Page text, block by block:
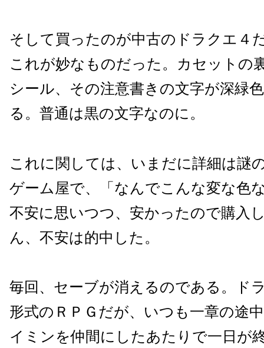
そして買ったのが中古のドラクエ４
これが妙なものだった。カセットの
シール、その注意書きの文字が深緑
る。普通は黒の文字なのに。
これに関しては、いまだに詳細は謎
ゲーム屋で、「なんでこんな変な色
不安に思いつつ、安かったので購入
ん、不安は的中した。
毎回、セーブが消えるのである。ド
形式のＲＰＧだが、いつも一章の途
イミンを仲間にしたあたりで一日が